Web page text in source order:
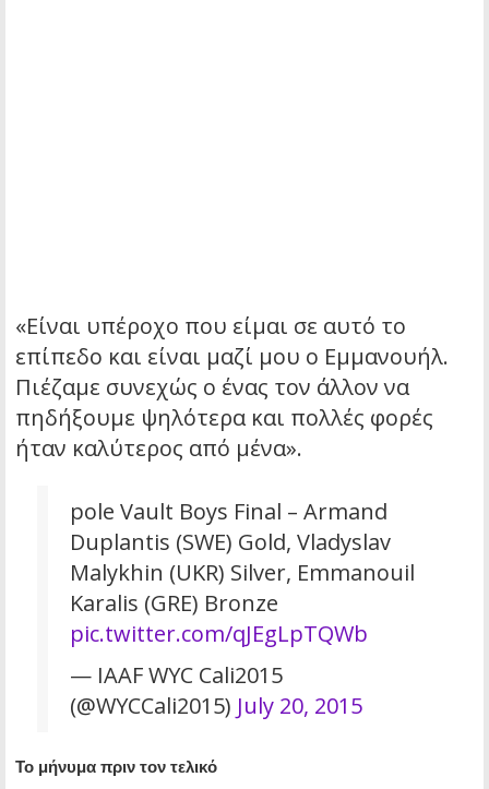
«Είναι υπέροχο που είμαι σε αυτό το
επίπεδο και είναι μαζί μου ο Εμμανουήλ.
Πιέζαμε συνεχώς ο ένας τον άλλον να
πηδήξουμε ψηλότερα και πολλές φορές
ήταν καλύτερος από μένα».
pole Vault Boys Final – Armand
Duplantis (SWE) Gold, Vladyslav
Malykhin (UKR) Silver, Emmanouil
Karalis (GRE) Bronze
pic.twitter.com/qJEgLpTQWb
— IAAF WYC Cali2015
(@WYCCali2015) July 20, 2015
Το μήνυμα πριν τον τελικό